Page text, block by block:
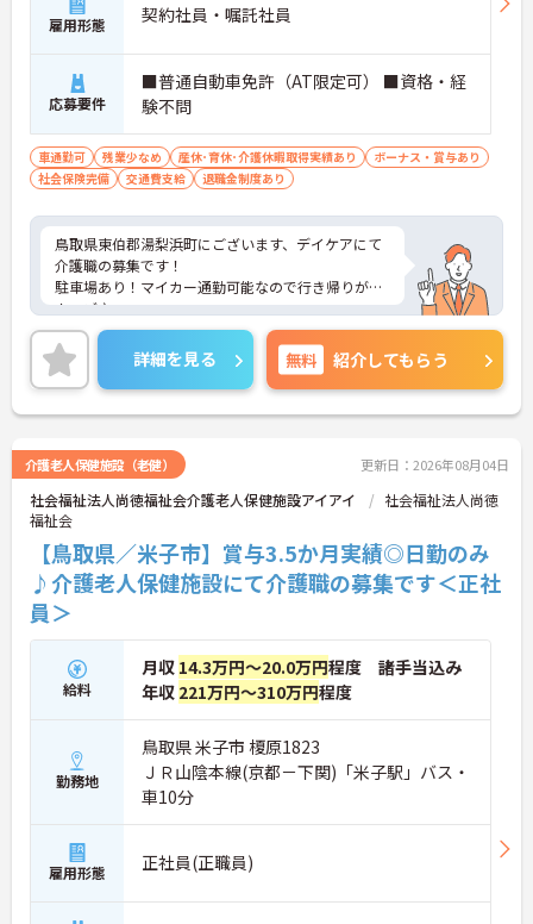
雇用形態 契約社員・嘱託社員
応募要件
■普通自動車免許（AT限定可） ■資格・経
験不問
車通勤可 残業少なめ 産休･育休･介護休暇取得実績あり
ボーナス・賞与あり
社会保険完備
交通費支給 退職金制度あり
鳥取県東伯郡湯梨浜町にございます、デイケアにて
介護職の募集です！
駐車場あり！マイカー通勤可能なので行き帰りがス
ムーズ♪
また、育児休暇制度がありますので、ライフステー
ジに応じて長くお仕事を続けていくことができます
◎
ご興味のある方は、マイナビ介護職までお問い合わ
せください。
詳細を見る 無料 紹介してもらう
介護老人保健施設（老健） 更新日：2026年08月04日
社会福祉法人尚徳福祉会介護老人保健施設アイアイ
社会福祉法人尚徳
福祉会
【鳥取県／米子市】賞与3.5か月実績◎日勤のみ
♪介護老人保健施設にて介護職の募集です＜正社
員＞
給料
月収 14.3万円～20.0万円程度 諸手当込み
年収 221万円～310万円程度
勤務地
鳥取県 米子市 榎原1823
ＪＲ山陰本線(京都－下関)「米子駅」バス・
車10分
雇用形態 正社員(正職員)